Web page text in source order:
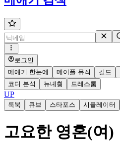
로그인
메애기 한눈에
메이플 뮤직 길드
코디 분석
뉴녜힁 드레스룸
UP
룩북 큐브 스타포스 시뮬레이터
고요한 영혼(여)